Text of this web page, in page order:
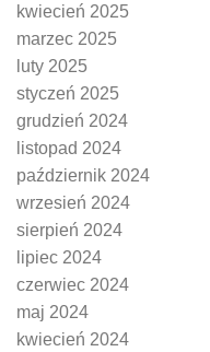
kwiecień 2025
marzec 2025
luty 2025
styczeń 2025
grudzień 2024
listopad 2024
październik 2024
wrzesień 2024
sierpień 2024
lipiec 2024
czerwiec 2024
maj 2024
kwiecień 2024